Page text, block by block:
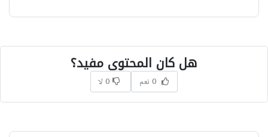
هل كان المحتوى مفيد؟
0 نعم 0 لا